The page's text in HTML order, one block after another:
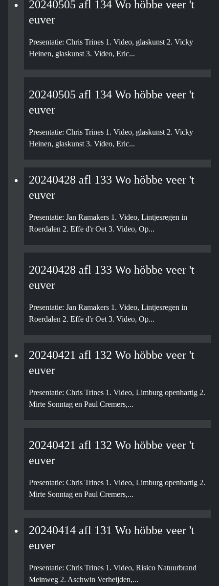
20240505 afl 134 Wo höbbe veer 't
euver
Presentatie: Chris Trines 1. Video, glaskunst 2. Vicky
Heinen, glaskunst 3. Video, Eric...
20240505 afl 134 Wo höbbe veer 't
euver
Presentatie: Chris Trines 1. Video, glaskunst 2. Vicky
Heinen, glaskunst 3. Video, Eric...
20240428 afl 133 Wo höbbe veer 't
euver
Presentatie: Jan Ramakers 1. Video, Lintjesregen in
Roerdalen 2. Effe d'r Oet 3. Video, Op...
20240428 afl 133 Wo höbbe veer 't
euver
Presentatie: Jan Ramakers 1. Video, Lintjesregen in
Roerdalen 2. Effe d'r Oet 3. Video, Op...
20240421 afl 132 Wo höbbe veer 't
euver
Presentatie: Chris Trines 1. Video, Limburg openhartig 2.
Mirte Sonntag en Paul Cremers,...
20240421 afl 132 Wo höbbe veer 't
euver
Presentatie: Chris Trines 1. Video, Limburg openhartig 2.
Mirte Sonntag en Paul Cremers,...
20240414 afl 131 Wo höbbe veer 't
euver
Presentatie: Chris Trines 1. Video, Risico Natuurbrand
Meinweg 2. Aschwin Verheijden,...